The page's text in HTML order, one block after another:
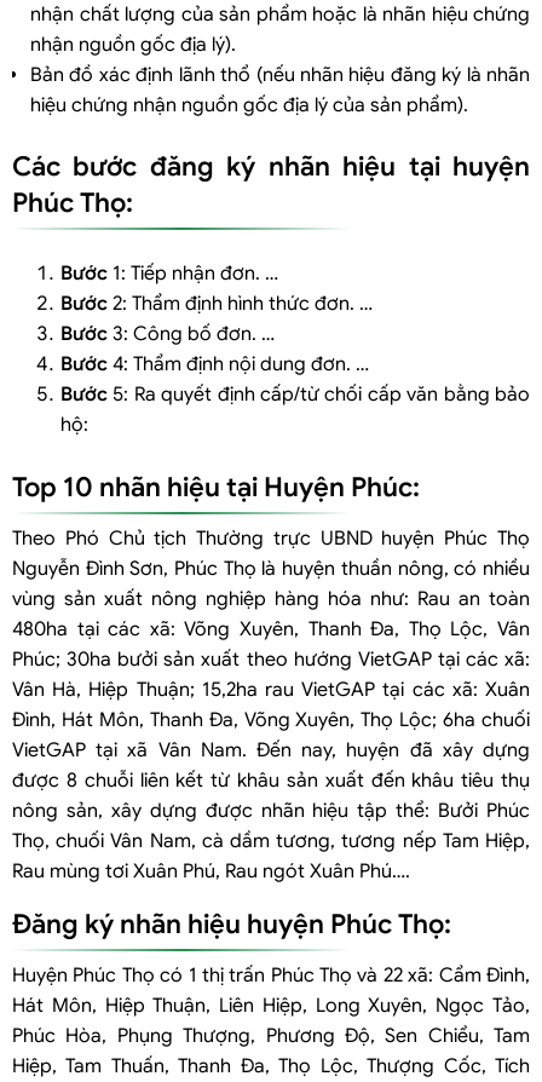
nhận chất lượng của sản phẩm hoặc là nhãn hiệu chứng
nhận nguồn gốc địa lý).
Bản đồ xác định lãnh thổ (nếu nhãn hiệu đăng ký là nhãn
hiệu chứng nhận nguồn gốc địa lý của sản phẩm).
Các bước đăng ký nhãn hiệu tại huyện
Phúc Thọ:
Bước 1: Tiếp nhận đơn. …
Bước 2: Thẩm định hình thức đơn. …
Bước 3: Công bố đơn. …
Bước 4: Thẩm định nội dung đơn. …
Bước 5: Ra quyết định cấp/từ chối cấp văn bằng bảo
hộ:
Top 10 nhãn hiệu tại Huyện Phúc:
Theo Phó Chủ tịch Thường trực UBND huyện Phúc Thọ
Nguyễn Đình Sơn, Phúc Thọ là huyện thuần nông, có nhiều
vùng sản xuất nông nghiệp hàng hóa như: Rau an toàn
480ha tại các xã: Võng Xuyên, Thanh Đa, Thọ Lộc, Vân
Phúc; 30ha bưởi sản xuất theo hướng VietGAP tại các xã:
Vân Hà, Hiệp Thuận; 15,2ha rau VietGAP tại các xã: Xuân
Đình, Hát Môn, Thanh Đa, Võng Xuyên, Thọ Lộc; 6ha chuối
VietGAP tại xã Vân Nam. Đến nay, huyện đã xây dựng
được 8 chuỗi liên kết từ khâu sản xuất đến khâu tiêu thụ
nông sản, xây dựng được nhãn hiệu tập thể: Bưởi Phúc
Thọ, chuối Vân Nam, cà dầm tương, tương nếp Tam Hiệp,
Rau mùng tơi Xuân Phú, Rau ngót Xuân Phú….
Đăng ký nhãn hiệu huyện Phúc Thọ:
Huyện Phúc Thọ có 1 thị trấn Phúc Thọ và 22 xã: Cẩm Đình,
Hát Môn, Hiệp Thuận, Liên Hiệp, Long Xuyên, Ngọc Tảo,
Phúc Hòa, Phụng Thượng, Phương Độ, Sen Chiểu, Tam
Hiệp, Tam Thuấn, Thanh Đa, Thọ Lộc, Thượng Cốc, Tích